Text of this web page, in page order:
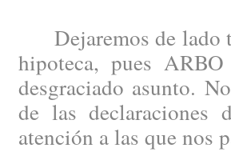
Dejaremos de lado
hipoteca, pues
desgraciado asunto.
de las declaraciones
atención a las que nos